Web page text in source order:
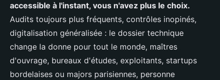
accessible à l'instant, vous n'avez plus le choix.
Audits toujours plus fréquents, contrôles inopinés,
digitalisation généralisée : le dossier technique
change la donne pour tout le monde, maîtres
d'ouvrage, bureaux d'études, exploitants, startups
bordelaises ou majors parisiennes, personne